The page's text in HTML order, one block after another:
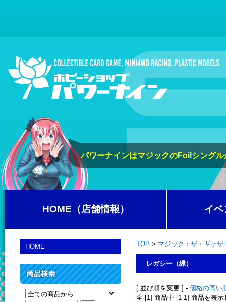
パワーナインはマジックのFoilシング
HOME（店舗情報） イベ
TOP > マジック：ザ・ギャ
レガシー（緑）
[ 並び順を変更 ] - 価格の高い
全 [1] 商品中 [1-1] 商品を表示
HOME